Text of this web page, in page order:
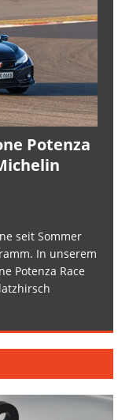
Potenza
seit Sommer
In unserem
Potenza Race